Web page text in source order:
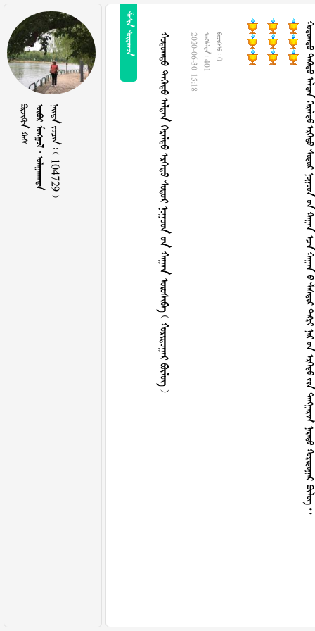
        104729 
                2020-06-30 15:18  401  0        